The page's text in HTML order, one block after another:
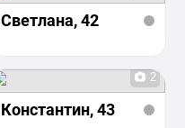
Светлана, 42
2
Константин, 43